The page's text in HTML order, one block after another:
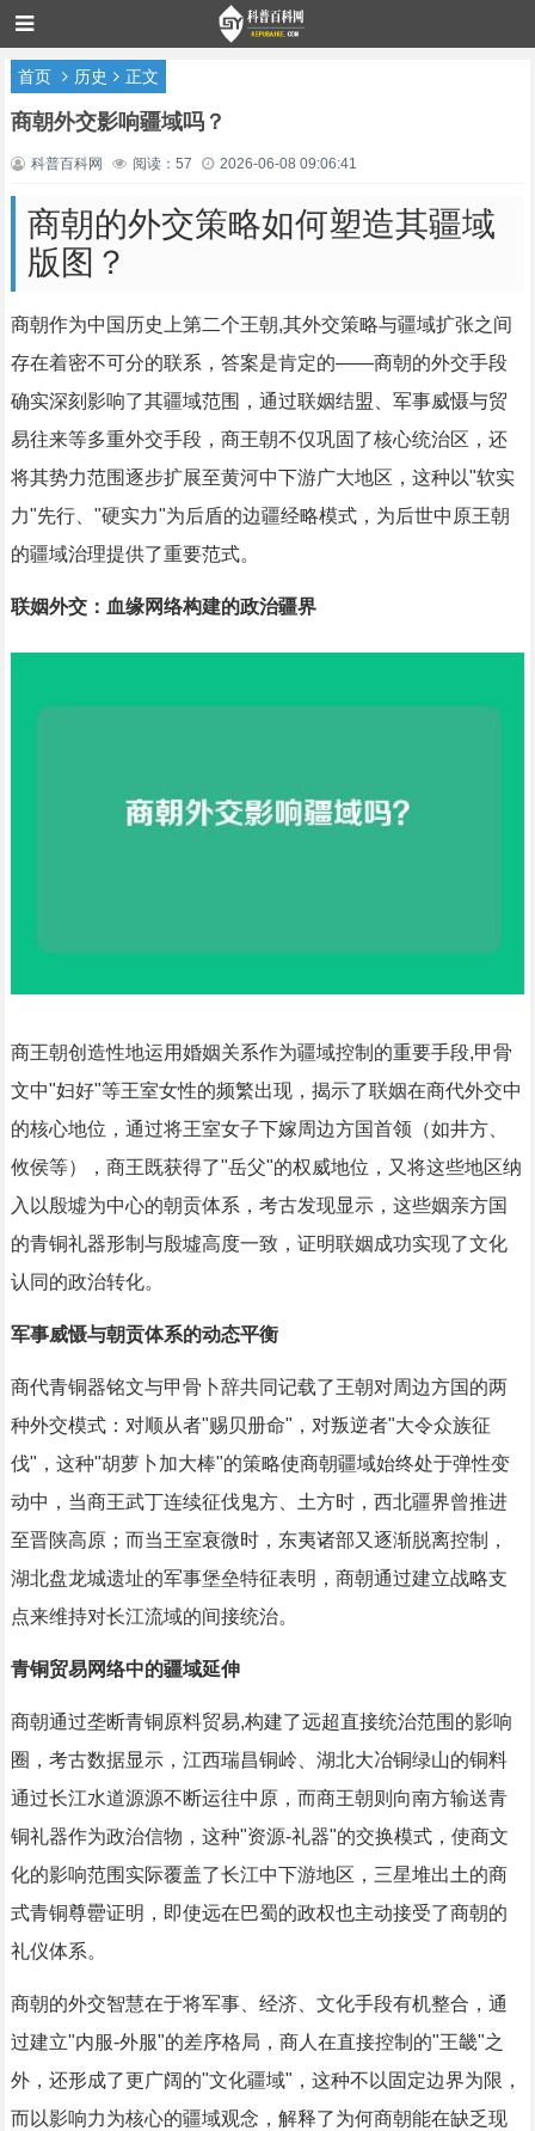
首页 历史 正文
商朝外交影响疆域吗？
科普百科网 阅读：57 2026-06-08 09:06:41
商朝的外交策略如何塑造其疆域
版图？
商朝作为中国历史上第二个王朝,其外交策略与疆域扩张之间
存在着密不可分的联系，答案是肯定的——商朝的外交手段
确实深刻影响了其疆域范围，通过联姻结盟、军事威慑与贸
易往来等多重外交手段，商王朝不仅巩固了核心统治区，还
将其势力范围逐步扩展至黄河中下游广大地区，这种以"软实
力"先行、"硬实力"为后盾的边疆经略模式，为后世中原王朝
的疆域治理提供了重要范式。
联姻外交：血缘网络构建的政治疆界
商王朝创造性地运用婚姻关系作为疆域控制的重要手段,甲骨
文中"妇好"等王室女性的频繁出现，揭示了联姻在商代外交中
的核心地位，通过将王室女子下嫁周边方国首领（如井方、
攸侯等），商王既获得了"岳父"的权威地位，又将这些地区纳
入以殷墟为中心的朝贡体系，考古发现显示，这些姻亲方国
的青铜礼器形制与殷墟高度一致，证明联姻成功实现了文化
认同的政治转化。
军事威慑与朝贡体系的动态平衡
商代青铜器铭文与甲骨卜辞共同记载了王朝对周边方国的两
种外交模式：对顺从者"赐贝册命"，对叛逆者"大令众族征
伐"，这种"胡萝卜加大棒"的策略使商朝疆域始终处于弹性变
动中，当商王武丁连续征伐鬼方、土方时，西北疆界曾推进
至晋陕高原；而当王室衰微时，东夷诸部又逐渐脱离控制，
湖北盘龙城遗址的军事堡垒特征表明，商朝通过建立战略支
点来维持对长江流域的间接统治。
青铜贸易网络中的疆域延伸
商朝通过垄断青铜原料贸易,构建了远超直接统治范围的影响
圈，考古数据显示，江西瑞昌铜岭、湖北大冶铜绿山的铜料
通过长江水道源源不断运往中原，而商王朝则向南方输送青
铜礼器作为政治信物，这种"资源-礼器"的交换模式，使商文
化的影响范围实际覆盖了长江中下游地区，三星堆出土的商
式青铜尊罍证明，即使远在巴蜀的政权也主动接受了商朝的
礼仪体系。
商朝的外交智慧在于将军事、经济、文化手段有机整合，通
过建立"内服-外服"的差序格局，商人在直接控制的"王畿"之
外，还形成了更广阔的"文化疆域"，这种不以固定边界为限，
而以影响力为核心的疆域观念，解释了为何商朝能在缺乏现